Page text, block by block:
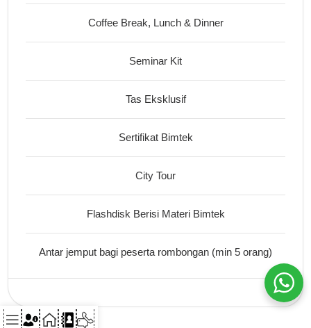
Coffee Break, Lunch & Dinner
Seminar Kit
Tas Eksklusif
Sertifikat Bimtek
City Tour
Flashdisk Berisi Materi Bimtek
Antar jemput bagi peserta rombongan (min 5 orang)